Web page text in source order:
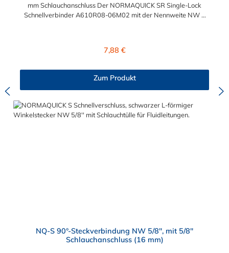
mm Schlauchanschluss Der NORMAQUICK SR Single-Lock
Schnellverbinder A610R08-06M02 mit der Nennweite NW 8
8,0 mm verbunden werden. Im Inneren des Steckverbinder
Die Serie NORMAQUICK SR Single-Lock entspricht der
ehemaligen Produktreihe Parker Autoline.
Regulärer Preis:
7,88 €
Zum Produkt
NQ-S 90°-Steckverbindung NW 5/8", mit 5/8"
Schlauchanschluss (16 mm)